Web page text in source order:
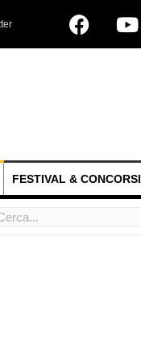
FESTIVAL & CONCORSI